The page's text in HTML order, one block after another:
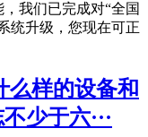
我们已完成对“全国
统升级，您现在可正
么样的设备和
少于六···